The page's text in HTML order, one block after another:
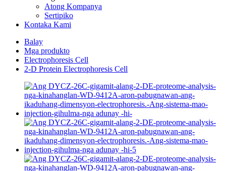
Atong Kompanya
Sertipiko
Kontaka Kami
Balay
Mga produkto
Electrophoresis Cell
2-D Protein Electrophoresis Cell